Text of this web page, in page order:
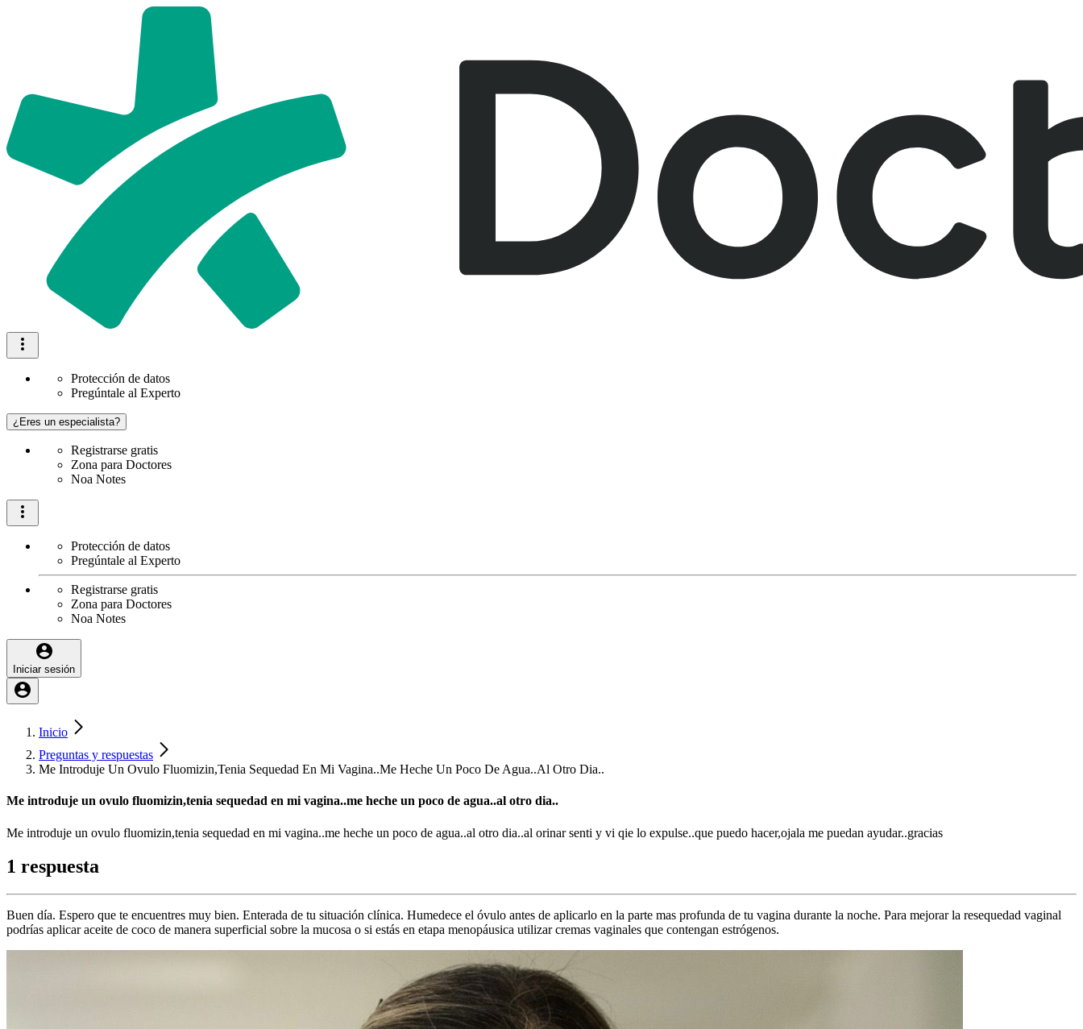
Protección de datos
Pregúntale al Experto
¿Eres un especialista?
Registrarse gratis
Zona para Doctores
Noa Notes
Protección de datos
Pregúntale al Experto
Registrarse gratis
Zona para Doctores
Noa Notes
Iniciar sesión
Inicio
Preguntas y respuestas
Me Introduje Un Ovulo Fluomizin,Tenia Sequedad En Mi Vagina..Me Heche Un Poco De Agua..Al Otro Dia..
Me introduje un ovulo fluomizin,tenia sequedad en mi vagina..me heche un poco de agua..al otro dia..
Me introduje un ovulo fluomizin,tenia sequedad en mi vagina..me heche un poco de agua..al otro dia..al orinar senti y vi qie lo expulse..que puedo hacer,ojala me puedan ayudar..gracias
1 respuesta
Buen día. Espero que te encuentres muy bien. Enterada de tu situación clínica. Humedece el óvulo antes de aplicarlo en la parte mas profunda de tu vagina durante la noche. Para mejorar la resequedad vaginal
podrías aplicar aceite de coco de manera superficial sobre la mucosa o si estás en etapa menopáusica utilizar cremas vaginales que contengan estrógenos.